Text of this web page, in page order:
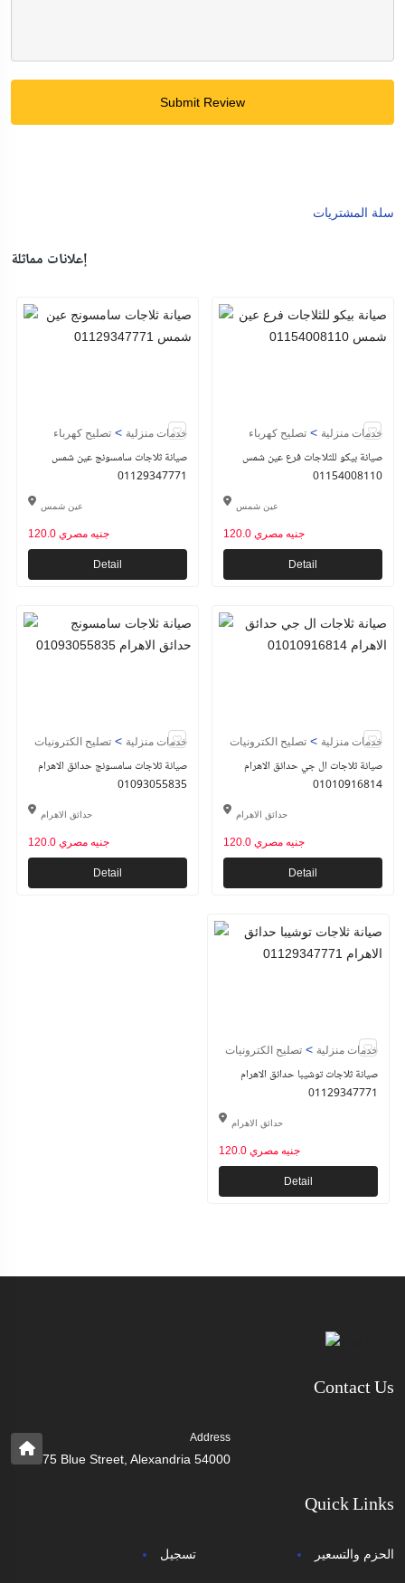
Submit Review
سلة المشتريات
إعلانات مماثلة
خدمات منزلية > تصليح كهرباء
صيانة ثلاجات سامسونج عين شمس
01129347771
عين شمس
120.0 جنيه مصري
Detail
خدمات منزلية > تصليح كهرباء
صيانة بيكو للثلاجات فرع عين شمس
01154008110
عين شمس
120.0 جنيه مصري
Detail
خدمات منزلية > تصليح الكترونيات
صيانة ثلاجات سامسونج حدائق الاهرام
01093055835
حدائق الاهرام
120.0 جنيه مصري
Detail
خدمات منزلية > تصليح الكترونيات
صيانة ثلاجات ال جي حدائق الاهرام
01010916814
حدائق الاهرام
120.0 جنيه مصري
Detail
خدمات منزلية > تصليح الكترونيات
صيانة ثلاجات توشيبا حدائق الاهرام
01129347771
حدائق الاهرام
120.0 جنيه مصري
Detail
Contact Us
Address
75 Blue Street, Alexandria 54000
Quick Links
تسجيل الحزم والتسعير